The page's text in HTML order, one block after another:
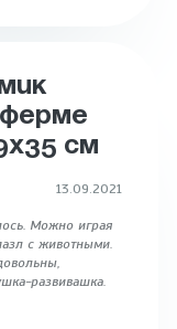
ФЕРМЕ
СМ
13.09.2021
Можно играя
с животными.
развивашка.